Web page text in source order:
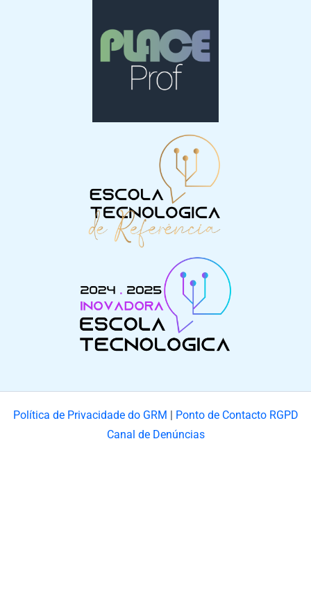
Política de Privacidade do GRM | Ponto de Contacto RGPD
Canal de Denúncias